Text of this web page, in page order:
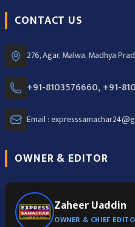
CONTACT US
276, Agar, Malwa, Madhya
+91-8103576660, +91-
Email :
OWNER & EDITOR
Zaheer Uaddin
OWNER & CHIEF